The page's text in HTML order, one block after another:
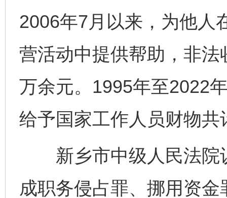
2006年7月以来，为他人
营活动中提供帮助，非
万余元。1995年至2022
给予国家工作人员财物
新乡市中级人民法院
成职务侵占罪、挪用资